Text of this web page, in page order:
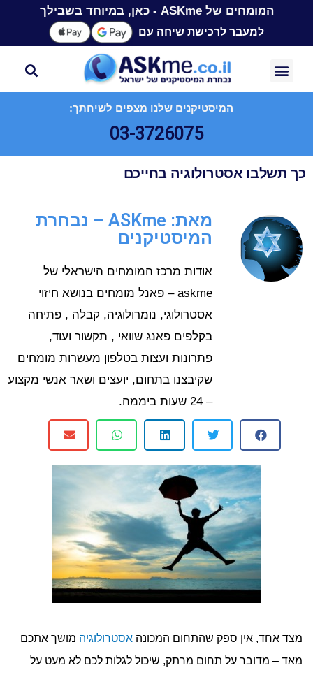
המומחים של ASKme - כאן, במיוחד בשבילך
למעבר לרכישת שיחה עם
המיסטיקנים שלנו מצפים לשיחתך:
03-3726075
כך תשלבו אסטרולוגיה בחייכם
מאת: ASKme – נבחרת
המיסטיקנים
אודות מרכז המומחים הישראלי של
askme – פאנל מומחים בנושא חיזוי
אסטרולוגי, נומרולוגיה, קבלה , פתיחה
בקלפים פאנג שוואי , תקשור ועוד,
פתרונות ועצות בטלפון מעשרות מומחים
שקיבצנו בתחום, יועצים ושאר אנשי מקצוע
– 24 שעות ביממה.
מצד אחד, אין ספק שהתחום המכונה אסטרולוגיה מושך אתכם
מאד – מדובר על תחום מרתק, שיכול לגלות לכם לא מעט על